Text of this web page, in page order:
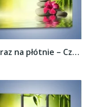
Obraz na płótnie – Czerwony sen o kwiatach...